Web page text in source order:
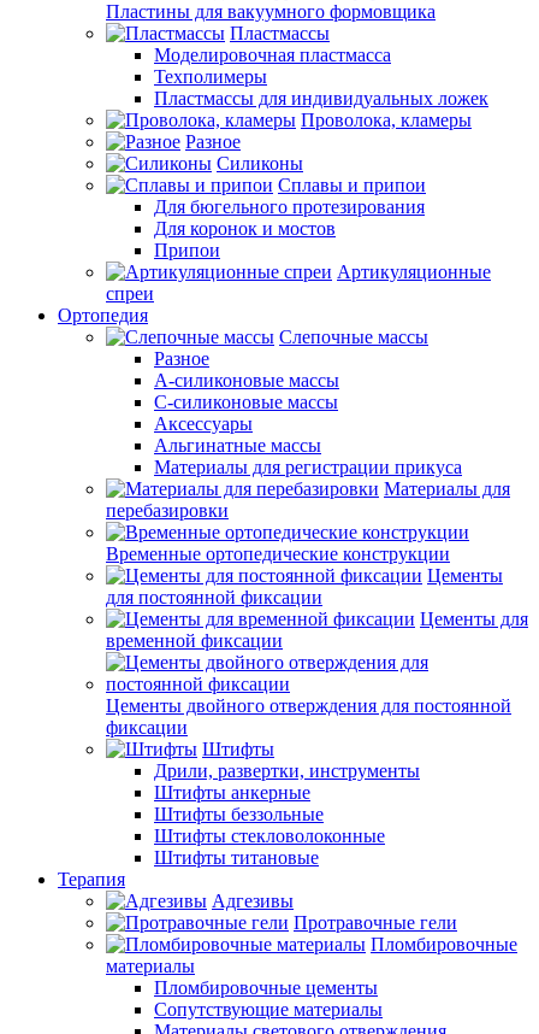
Пластины для вакуумного формовщика
Пластмассы
Моделировочная пластмасса
Техполимеры
Пластмассы для индивидуальных ложек
Проволока, кламеры
Разное
Силиконы
Сплавы и припои
Для бюгельного протезирования
Для коронок и мостов
Припои
Артикуляционные
спреи
Ортопедия
Слепочные массы
Разное
А-силиконовые массы
С-силиконовые массы
Аксессуары
Альгинатные массы
Материалы для регистрации прикуса
Материалы для
перебазировки
Временные ортопедические конструкции
Цементы
для постоянной фиксации
Цементы для
временной фиксации
Цементы двойного отверждения для постоянной
фиксации
Штифты
Дрили, развертки, инструменты
Штифты анкерные
Штифты беззольные
Штифты стекловолоконные
Штифты титановые
Терапия
Адгезивы
Протравочные гели
Пломбировочные
материалы
Пломбировочные цементы
Сопутствующие материалы